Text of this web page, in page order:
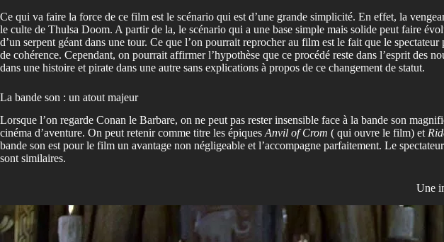
Ce qui va faire la force de ce film est le scénario qui est d’une grande simplicité. En effet, la
le culte de Thulsa Doom. A partir de la, le scénario qui a une base simple mais solide peut faire
d’un serpent géant dans une tour. Ce que l’on pourrait reprocher au film est le fait que le
de cohérence. Cependant, on pourrait affirmer l’hypothèse que ce procédé reste dans l’esprit
dans une histoire et pirate dans une autre sans explications à propos de ce changement de statut.
La bande son : un atout majeur
Lorsque l’on regarde Conan le Barbare, on ne peut pas rester insensible face à la bande son
cinéma d’aventure. On peut retenir comme titre les épiques Anvil of Crom ( qui ouvre le film) et
bande son est pour le film un avantage non négligeable et l’accompagne parfaitement. Le
sont similaires.
Une